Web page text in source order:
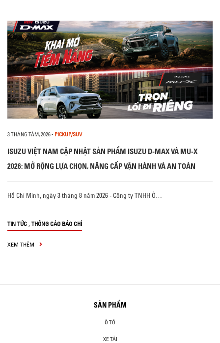
3 THÁNG TÁM, 2026- PICKUP/SUV
ISUZU VIỆT NAM CẬP NHẬT SẢN PHẨM ISUZU D-MAX VÀ MU-X
2026: MỞ RỘNG LỰA CHỌN, NÂNG CẤP VẬN HÀNH VÀ AN TOÀN
Hồ Chí Minh, ngày 3 tháng 8 năm 2026 - Công ty TNHH Ô…
TIN TỨC , THÔNG CÁO BÁO CHÍ
XEM THÊM
SẢN PHẨM
Ô TÔ
XE TẢI